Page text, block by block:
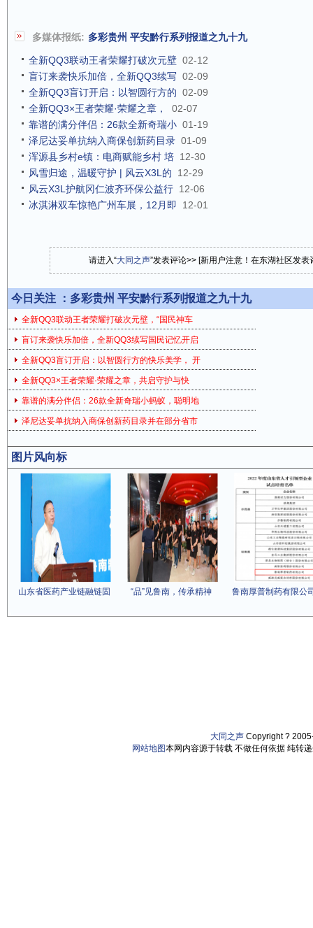
多媒体报纸: 多彩贵州 平安黔行系列报道之九十九
全新QQ3联动王者荣耀打破次元壁 02-12
盲订来袭快乐加倍，全新QQ3续写 02-09
全新QQ3盲订开启：以智圆行方的 02-09
全新QQ3×王者荣耀·荣耀之章，
02-07
靠谱的满分伴侣：26款全新奇瑞小 01-19
泽尼达妥单抗纳入商保创新药目录 01-09
浑源县乡村e镇：电商赋能乡村 培 12-30
风雪归途，温暖守护 | 风云X3L的
12-29
风云X3L护航冈仁波齐环保公益行 12-06
冰淇淋双车惊艳广州车展，12月即
12-01
请进入“大同之声”发表评论>> [新用户注意！在东湖社区发表
今日关注 ： 多彩贵州 平安黔行系列报道之九十九
全新QQ3联动王者荣耀打破次元壁，“国民神车
盲订来袭快乐加倍，全新QQ3续写国民记忆开启
全新QQ3盲订开启：以智圆行方的快乐美学， 开
全新QQ3×王者荣耀·荣耀之章，共启守护与快
靠谱的满分伴侣：26款全新奇瑞小蚂蚁，聪明地
泽尼达妥单抗纳入商保创新药目录并在部分省市
图片风向标
山东省医药产业链融链固 “品”见鲁南，传承精神 鲁南厚普制药有限公
大同之声 Copyright ?
网站地图本网内容源于转载 不做任何依据 纯转